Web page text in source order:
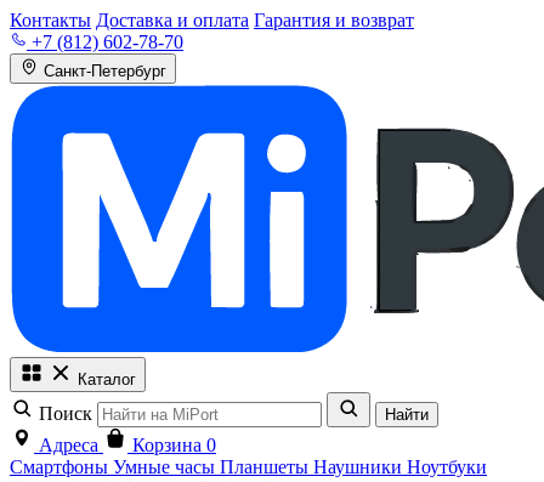
Контакты Доставка и оплата Гарантия и возврат
+7 (812) 602-78-70
Санкт-Петербург
Каталог
Поиск Найти
Адреса Корзина 0
Смартфоны Умные часы Планшеты Наушники Ноутбуки